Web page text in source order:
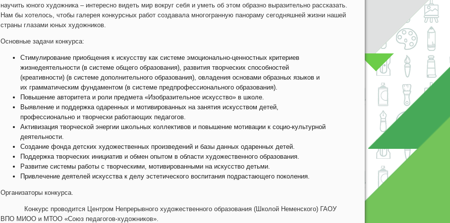
научить юного художника – интересно видеть мир вокруг себя и уметь об этом образно выразительно рассказать.
Нам бы хотелось, чтобы галерея конкурсных работ создавала многогранную панораму сегодняшней жизни нашей
страны глазами юных художников.
Основные задачи конкурса:
Стимулирование приобщения к искусству как системе эмоционально-ценностных критериев
жизнедеятельности (в системе общего образования), развития творческих способностей
(креативности) (в системе дополнительного образования), овладения основами образных языков и
их грамматическим фундаментом (в системе предпрофессионального образования).
Повышение авторитета и роли предмета «Изобразительное искусство» в школе.
Выявление и поддержка одаренных и мотивированных на занятия искусством детей,
профессионально и творчески работающих педагогов.
Активизация творческой энергии школьных коллективов и повышение мотивации к социо-культурной
деятельности.
Создание фонда детских художественных произведений и базы данных одаренных детей.
Поддержка творческих инициатив и обмен опытом в области художественного образования.
Развитие системы работы с творческими, мотивированными на искусство детьми.
Привлечение деятелей искусства к делу эстетического воспитания подрастающего поколения.
Организаторы конкурса.
Конкурс проводится Центром Непрерывного художественного образования (Школой Неменского) ГАОУ
ВПО МИОО и МТОО «Союз педагогов-художников».